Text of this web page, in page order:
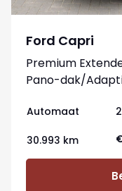
Ford Capri
Premium
Pano-dak/
Automaat
30.993 km